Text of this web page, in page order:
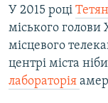
У 2015 році
міського голови
місцевого
центрі міста
лабораторія